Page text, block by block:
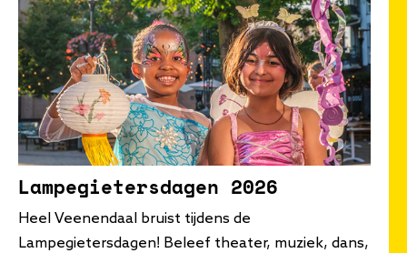
Lampegietersdagen 2026
Heel Veenendaal bruist tijdens de
Lampegietersdagen! Beleef theater, muziek, dans,